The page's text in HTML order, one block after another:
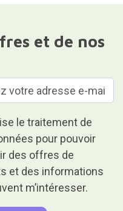
et de nos
le traitement de
pour pouvoir
des offres de
et des informations
m’intéresser.